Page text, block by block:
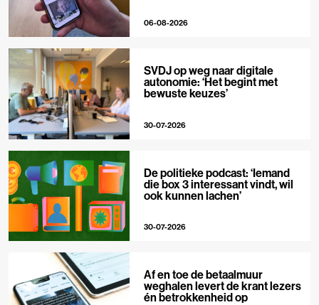
06-08-2026
SVDJ op weg naar digitale
autonomie: ‘Het begint met
bewuste keuzes’
30-07-2026
De politieke podcast: ‘Iemand
die box 3 interessant vindt, wil
ook kunnen lachen’
30-07-2026
Af en toe de betaalmuur
weghalen levert de krant lezers
én betrokkenheid op